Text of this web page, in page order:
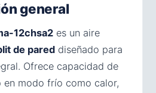
general
12chsa2 es un aire
de pared diseñado para
Ofrece capacidad de
en modo frío como calor,